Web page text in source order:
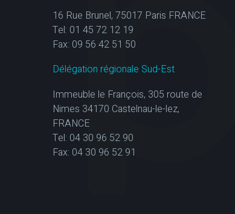
16 Rue Brunel, 75017 Paris FRANCE
Tel: 01 45 72 12 19
Fax: 09 56 42 51 50
Délégation régionale Sud-Est
Immeuble le François, 305 route de
Nimes 34170 Castelnau-le-lez,
FRANCE
Tel: 04 30 96 52 90
Fax: 04 30 96 52 91